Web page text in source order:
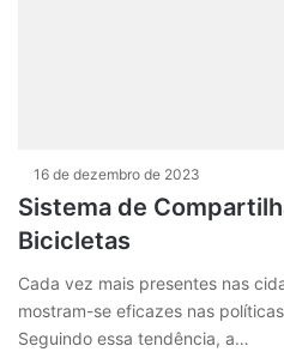
16 de dezembro de 2023
Sistema de
Bicicletas
Cada vez mais presentes nas
mostram-se eficazes nas
Seguindo essa tendência, a…